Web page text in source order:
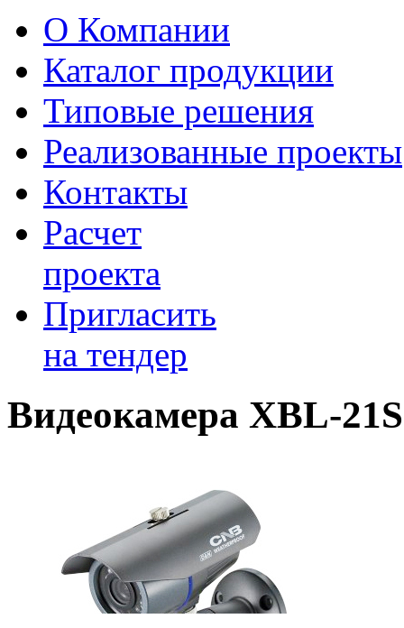
О Компании
Каталог продукции
Типовые решения
Реализованные проекты
Контакты
Расчет
проекта
Пригласить
на тендер
Видеокамера XBL-21S